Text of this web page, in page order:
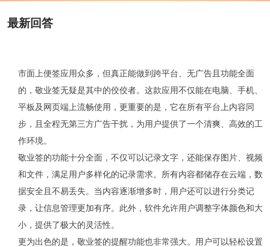
最新回答
市面上便签应用众多，但真正能做到跨平台、无广告且功能全面
的，敬业签无疑是其中的佼佼者。这款应用不仅能在电脑、手机、
平板及网页端上流畅使用，更重要的是，它在所有平台上内容同
步，且全程无第三方广告干扰，为用户提供了一个清爽、高效的工
作环境。
敬业签的功能十分全面，不仅可以记录文字，还能保存图片、视频
和文件，满足用户多样化的记录需求。所有内容都储存在云端，数
据安全且不易丢失。当内容逐渐增多时，用户还可以进行分类记
录，让信息管理更加有序。此外，软件允许用户调整字体颜色和大
小，提供了极大的灵活性。
更为出色的是，敬业签的提醒功能也非常强大。用户可以轻松设置